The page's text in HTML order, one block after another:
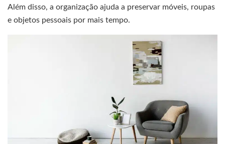
Além disso, a organização ajuda a preservar móveis, roupas
e objetos pessoais por mais tempo.